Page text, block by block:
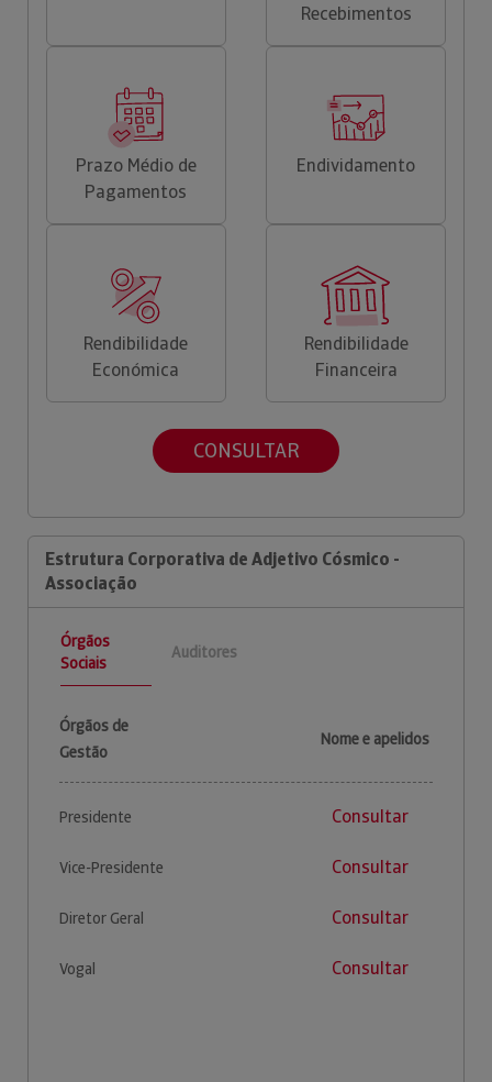
Recebimentos
Prazo Médio de
Pagamentos
Endividamento
Rendibilidade
Económica
Rendibilidade
Financeira
CONSULTAR
Estrutura Corporativa de Adjetivo Cósmico -
Associação
Órgãos
Sociais
Auditores
Órgãos de
Gestão
Nome e apelidos
Presidente Consultar
Vice-Presidente Consultar
Diretor Geral Consultar
Vogal Consultar